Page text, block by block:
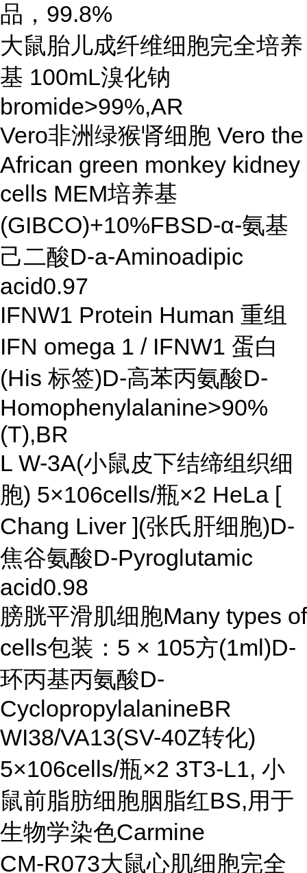
品，99.8%
大鼠胎儿成纤维细胞完全培养
基 100mL溴化钠
bromide>99%,AR
Vero非洲绿猴肾细胞 Vero the
African green monkey kidney
cells MEM培养基
(GIBCO)+10%FBSD-α-氨基
己二酸D-a-Aminoadipic
acid0.97
IFNW1 Protein Human 重组
IFN omega 1 / IFNW1 蛋白
(His 标签)D-高苯丙氨酸D-
Homophenylalanine>90%
(T),BR
L W-3A(小鼠皮下结缔组织细
胞) 5×106cells/瓶×2 HeLa [
Chang Liver ](张氏肝细胞)D-
焦谷氨酸D-Pyroglutamic
acid0.98
膀胱平滑肌细胞Many types of
cells包装：5 × 105方(1ml)D-
环丙基丙氨酸D-
CyclopropylalanineBR
WI38/VA13(SV-40Z转化)
5×106cells/瓶×2 3T3-L1, 小
鼠前脂肪细胞胭脂红BS,用于
生物学染色Carmine
CM-R073大鼠心肌细胞完全